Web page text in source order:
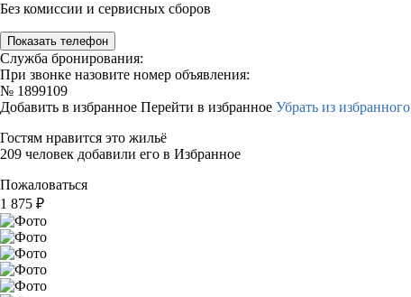
Без комиссии и сервисных сборов
Показать телефон
Служба бронирования:
При звонке назовите номер объявления:
№ 1899109
Добавить в избранное Перейти в избранное Убрать из избранного
Гостям нравится это жильё
209 человек добавили его в Избранное
Пожаловаться
1 875 ₽